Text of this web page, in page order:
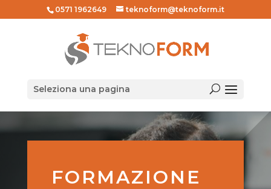
0571 1962649 teknoform@teknoform.it
Seleziona una pagina
FORMAZIONE